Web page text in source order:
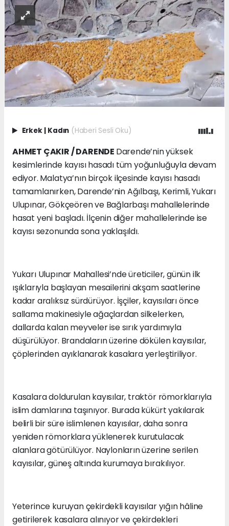
Erkek | Kadın (Haberi Sesli Oku)
AHMET ÇAKIR / DARENDE Darende’nin yüksek
kesimlerinde kayısı hasadı tüm yoğunluğuyla devam
ediyor. Malatya’nın birçok ilçesinde kayısı hasadı
tamamlanırken, Darende’nin Ağılbaşı, Kerimli, Yukarı
Ulupınar, Gökçeören ve Bağlarbaşı mahallelerinde
hasat yeni başladı. İlçenin diğer mahallelerinde ise
kayısı sezonunda sona yaklaşıldı.
Yukarı Ulupınar Mahallesi’nde üreticiler, günün ilk
ışıklarıyla başlayan mesailerini akşam saatlerine
kadar aralıksız sürdürüyor. İşçiler, kayısıları önce
sallama makinesiyle ağaçlardan silkelerken,
dallarda kalan meyveler ise sırık yardımıyla
düşürülüyor. Brandaların üzerine dökülen kayısılar,
çöplerinden ayıklanarak kasalara yerleştiriliyor.
Kasalara doldurulan kayısılar, traktör römorklarıyla
islim damlarına taşınıyor. Burada kükürt yakılarak
belirli bir süre islimlenen kayısılar, daha sonra
yeniden römorklara yüklenerek kurutulacak
alanlara götürülüyor. Naylonların üzerine serilen
kayısılar, güneş altında kurumaya bırakılıyor.
Yeterince kuruyan çekirdekli kayısılar yığın hâline
getirilerek kasalara alınıyor ve çekirdekleri